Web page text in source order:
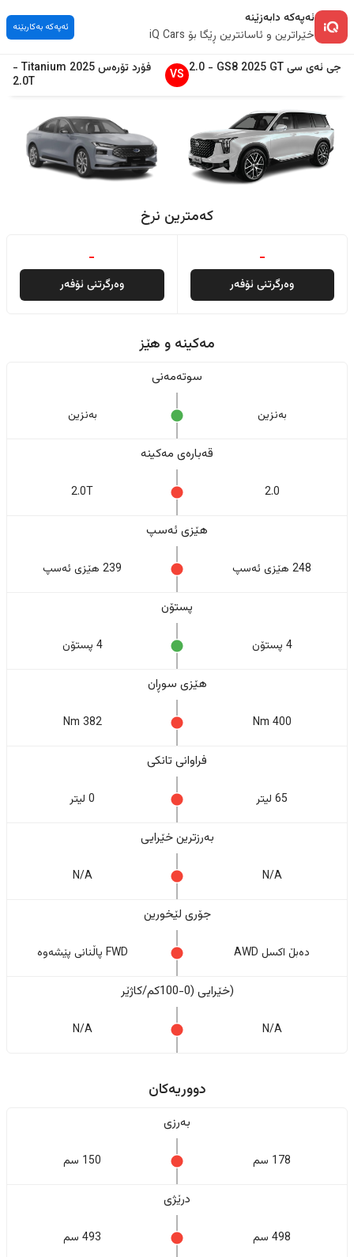
ئەپەکە دابەزێنە
خێراترین و ئاسانترین ڕێگا بۆ iQ Cars
ئەپەکە بەکاربێنە
جی ئەی سی GS8 2025 GT
-
2.0
VS فۆردتۆرەس2025
Titanium
-
2.0T
کەمترین نرخ
-
وەرگرتنی ئۆفەر
-
وەرگرتنی ئۆفەر
مەکینە و هێز
سوتەمەنی
بەنزین بەنزین
قەبارەی مەکینە
2.0
2.0T
هێزی ئەسپ
248 هێزی ئەسپ 239 هێزی ئەسپ
پستۆن
4 پستۆن 4 پستۆن
هێزی سوڕان
400 Nm
382 Nm
فراوانی تانکی
65 لیتر 0 لیتر
بەرزترین خێرایی
N/A
N/A
جۆری لێخورین
دەبڵ اکسل AWD FWD پاڵنانی پێشەوە
(خێرایی (0-100کم/کاژێر
N/A
N/A
دووریەکان
بەرزی
178 سم 150 سم
درێژی
498 سم 493 سم